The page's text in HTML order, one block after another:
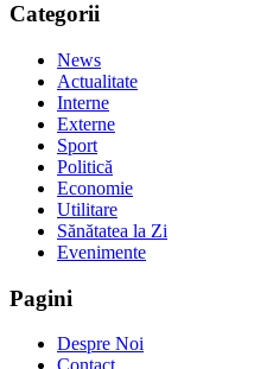
Categorii
News
Actualitate
Interne
Externe
Sport
Politică
Economie
Utilitare
Sănătatea la Zi
Evenimente
Pagini
Despre Noi